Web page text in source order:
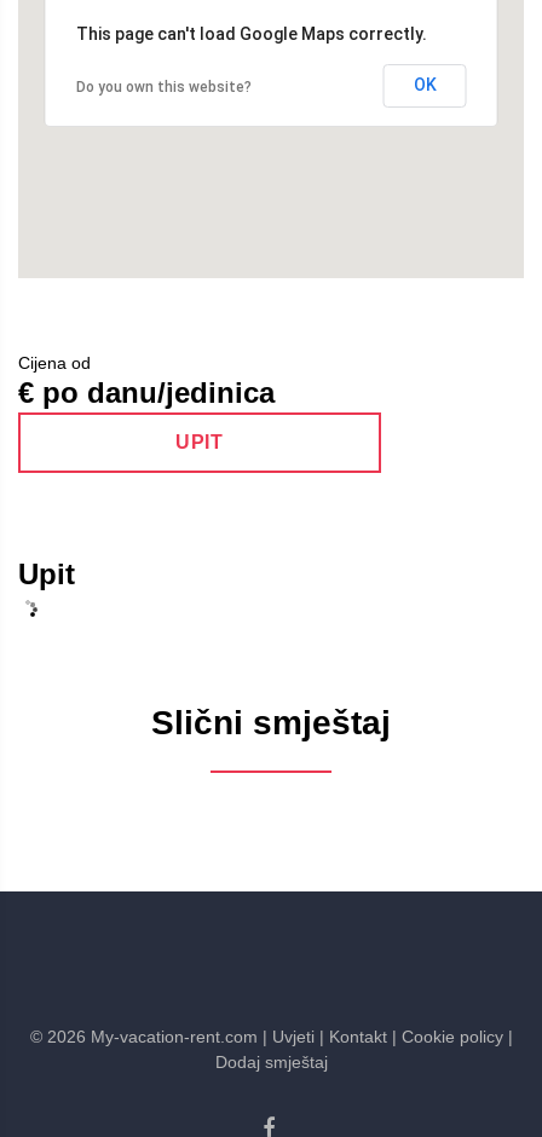
This page can't load Google Maps correctly.
Do you own this website? OK
Cijena od
€ po danu/jedinica
UPIT
Upit
Slični smještaj
© 2026 My-vacation-rent.com | Uvjeti | Kontakt | Cookie policy |
Dodaj smještaj